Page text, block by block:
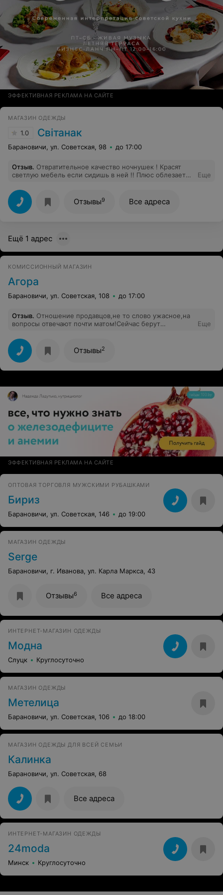
ЭФФЕКТИВНАЯ РЕКЛАМА НА САЙТЕ
МАГАЗИН ОДЕЖДЫ
1.0 Свiтанак
Барановичи, ул. Советская, 98 до 17:00
Отзыв. Отвратительное качество ночнушек ! Красят
светлую мебель если сидишь в ней !! Плюс облезает
покрывается катышками !!
Еще
Отзывы9 Все адреса
Ещё 1 адрес
КОМИССИОННЫЙ МАГАЗИН
Агора
Барановичи, ул. Советская, 108 до 17:00
Отзыв. Отношение продавцов,не то слово ужасное,на
вопросы отвечают почти матом!Сейчас берут
такого нет, может это сами продавцы, так хотят?
Ответьте!
Еще
Отзывы2
ЭФФЕКТИВНАЯ РЕКЛАМА НА САЙТЕ
ОПТОВАЯ ТОРГОВЛЯ МУЖСКИМИ РУБАШКАМИ
Бириз
Барановичи, ул. Советская, 146 до 19:00
МАГАЗИН ОДЕЖДЫ
Serge
Барановичи, г. Иванова, ул. Карла Маркса, 43
Отзывы6 Все адреса
ИНТЕРНЕТ-МАГАЗИН ОДЕЖДЫ
Модна
Слуцк Круглосуточно
МАГАЗИН ОДЕЖДЫ
Метелица
Барановичи, ул. Советская, 106 до 18:00
МАГАЗИН ОДЕЖДЫ ДЛЯ ВСЕЙ СЕМЬИ
Калинка
Барановичи, ул. Советская, 68
Все адреса
ИНТЕРНЕТ-МАГАЗИН ОДЕЖДЫ
24moda
Минск Круглосуточно